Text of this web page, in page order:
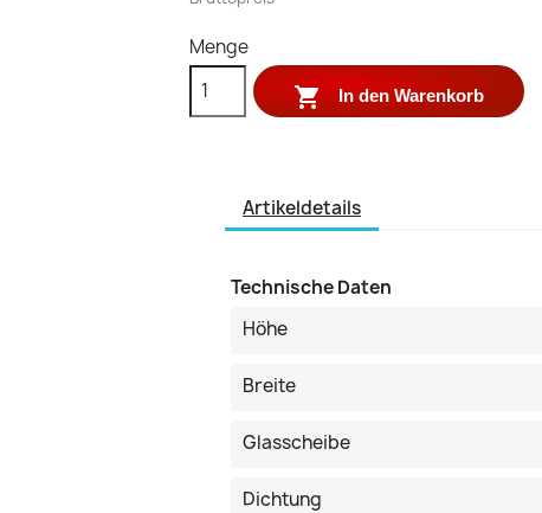
Menge
 In den Warenkorb
Artikeldetails
Technische Daten
Höhe
Breite
Glasscheibe
Dichtung